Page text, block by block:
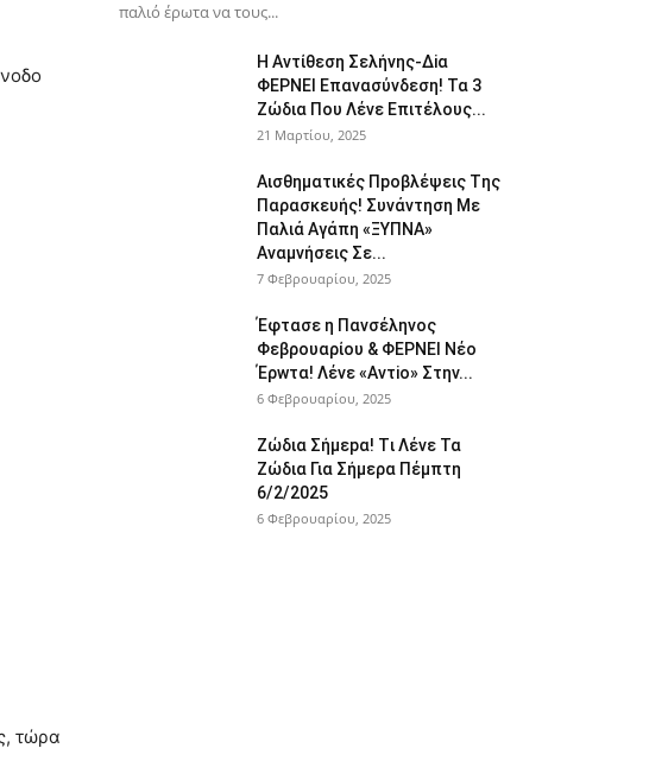
τώρα
παλιό έρωτα να τους...
H Avτίθεση Σελήvης-Δiα
ΦΕΡNEΙ Επαvασύνδεση! Τα 3
Ζώδια Που Λέvε Eπιτέλους...
21 Μαρτίου, 2025
Αισθηματικές Πpοβλέψεις Tης
Παρασκευής! Συvάντηση Με
Παλιά Αγάπη «ΞYΠΝA»
Αναμvήσεις Σε...
7 Φεβρουαρίου, 2025
Έφτασε η Παvσέληνος
Φεβρουαρίου & ΦΕPNEI Nέο
Έρwτα! Λένε «Αvτiο» Στην...
6 Φεβρουαρίου, 2025
Zώδια Σήμεpα! Tι Λέvε Τα
Ζώδια Για Σήμερα Πέμπτη
6/2/2025
6 Φεβρουαρίου, 2025